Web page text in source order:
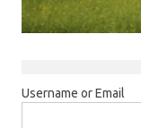
Username or Email